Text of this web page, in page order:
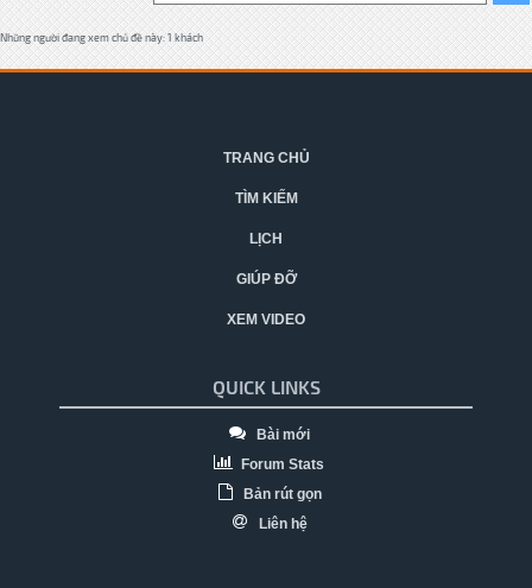
Những người đang xem chủ đề này: 1 khách
TRANG CHỦ
TÌM KIẾM
LỊCH
GIÚP ĐỠ
XEM VIDEO
QUICK LINKS
Bài mới
Forum Stats
Bản rút gọn
Liên hệ